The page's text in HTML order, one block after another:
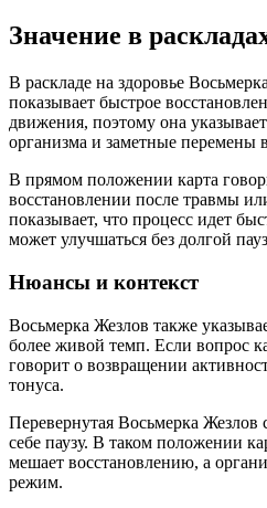
Значение в
В раскладе на здоровье
показывает быстрое
движения, поэтому она
организма и заметные перемены
В прямом положении карта
восстановлении после травмы
показывает, что процесс идет
может улучшаться без долгой
Нюансы и контекст
Восьмерка Жезлов также
более живой темп. Если вопрос
говорит о возвращении
тонуса.
Перевернутая Восьмерка Жезлов
себе паузу. В таком положении
мешает восстановлению, а
режим.